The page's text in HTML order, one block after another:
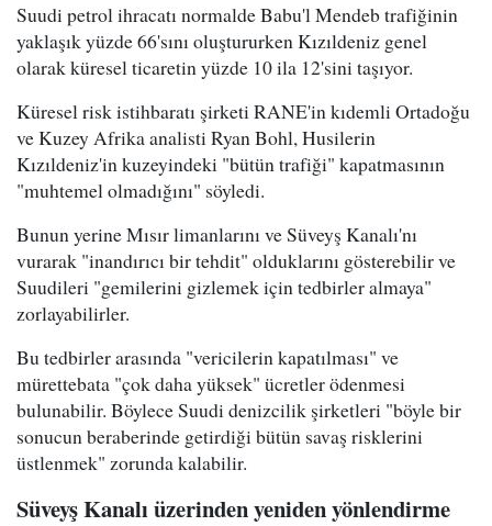
Suudi petrol ihracatı normalde Babu'l Mendeb trafiğinin
yaklaşık yüzde 66'sını oluştururken Kızıldeniz genel
olarak küresel ticaretin yüzde 10 ila 12'sini taşıyor.
Küresel risk istihbaratı şirketi RANE'in kıdemli Ortadoğu
ve Kuzey Afrika analisti Ryan Bohl, Husilerin
Kızıldeniz'in kuzeyindeki "bütün trafiği" kapatmasının
"muhtemel olmadığını" söyledi.
Bunun yerine Mısır limanlarını ve Süveyş Kanalı'nı
vurarak "inandırıcı bir tehdit" olduklarını gösterebilir ve
Suudileri "gemilerini gizlemek için tedbirler almaya"
zorlayabilirler.
Bu tedbirler arasında "vericilerin kapatılması" ve
mürettebata "çok daha yüksek" ücretler ödenmesi
bulunabilir. Böylece Suudi denizcilik şirketleri "böyle bir
sonucun beraberinde getirdiği bütün savaş risklerini
üstlenmek" zorunda kalabilir.
Süveyş Kanalı üzerinden yeniden yönlendirme